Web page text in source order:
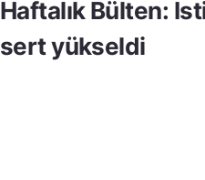
Haftalık Bülten:
sert yükseldi